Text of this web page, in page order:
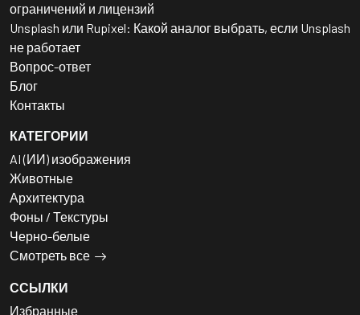
ограничений и лицензий
Unsplash или Rupixel: Какой аналог выбрать, если Unsplash
не работает
Вопрос-ответ
Блог
Контакты
КАТЕГОРИИ
AI (ИИ) изображения
Животные
Архитектура
Фоны / Текстуры
Черно-белые
Смотреть все
ССЫЛКИ
Избранные